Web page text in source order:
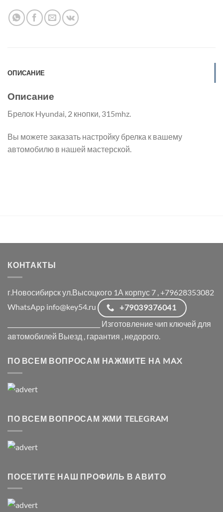
ОПИСАНИЕ
Описание
Брелок Hyundai, 2 кнопки, 315mhz.
Вы можете заказать настройку брелка к вашему
автомобилю в нашей мастерской.
КОНТАКТЫ
г.Новосибирск ул.Высоцкого 1А корпус 7 , +79628353082
WhatsApp info@key54.ru
+79039376041
_______________________________ Изготовление чип ключей для
автомобилей Выезд , гарантия , недорого.
ПО ВСЕМ ВОПРОСАМ НАЖМИТЕ НА MAX
ПО ВСЕМ ВОПРОСАМ ЖМИ TELEGRAM
ПОСЕТИТЕ НАШ ПРОФИЛЬ В АВИТО